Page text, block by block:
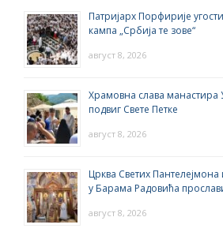
Патријарх Порфирије
кампа „Србија те зове“
август 8, 2026
Храмовна слава манастира
подвиг Свете Петке
август 8, 2026
Црква Светих
у Барама Радовића
август 8, 2026